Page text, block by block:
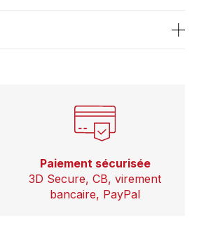
Paiement sécurisée
3D Secure, CB, virement
bancaire, PayPal